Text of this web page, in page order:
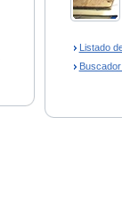
Listado